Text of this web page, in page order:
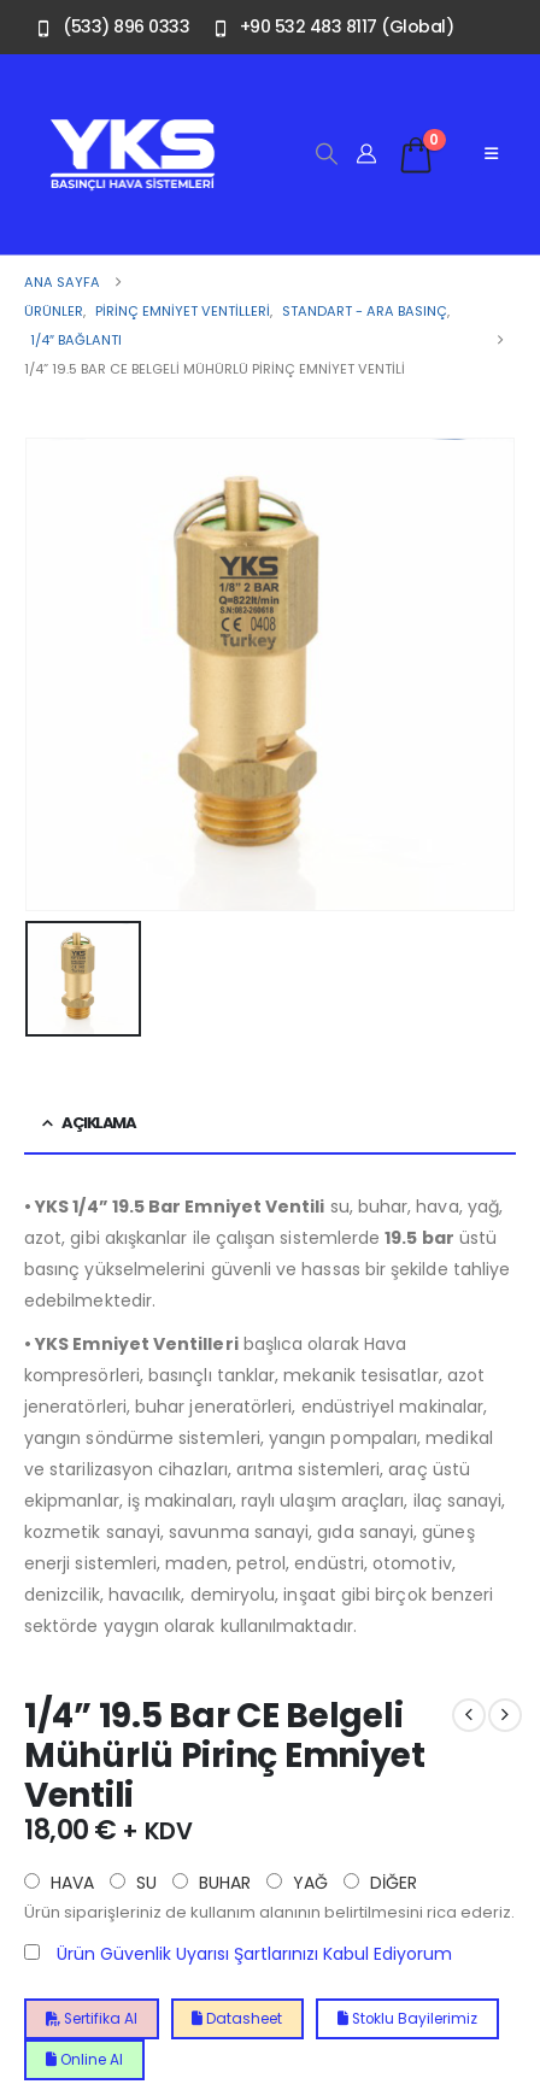
(533) 896 0333 +90 532 483 8117 (Global)
0
ANA SAYFA
ÜRÜNLER, PIRINÇ EMNIYET VENTILLERI, STANDART - ARA BASINÇ,
1/4″ BAĞLANTI
1/4” 19.5 BAR CE BELGELI MÜHÜRLÜ PIRINÇ EMNIYET VENTILI
AÇIKLAMA
• YKS 1/4” 19.5 Bar Emniyet Ventili su, buhar, hava, yağ,
azot, gibi akışkanlar ile çalışan sistemlerde19.5 bar üstü
basınç yükselmelerini güvenli ve hassas bir şekilde tahliye
edebilmektedir.
• YKS Emniyet Ventilleribaşlıca olarak Hava
kompresörleri, basınçlı tanklar, mekanik tesisatlar, azot
jeneratörleri, buhar jeneratörleri, endüstriyel makinalar,
yangın söndürme sistemleri, yangın pompaları, medikal
ve starilizasyon cihazları, arıtma sistemleri, araç üstü
ekipmanlar, iş makinaları, raylı ulaşım araçları, ilaç sanayi,
kozmetik sanayi, savunma sanayi, gıda sanayi, güneş
enerji sistemleri, maden, petrol, endüstri, otomotiv,
denizcilik, havacılık, demiryolu, inşaat gibi birçok benzeri
sektörde yaygın olarak kullanılmaktadır.
1/4” 19.5 Bar CE Belgeli
Mühürlü Pirinç Emniyet
Ventili
18,00€ + KDV
HAVA SU BUHAR YAĞ DİĞER
Ürün siparişleriniz de kullanım alanının belirtilmesini rica ederiz.
Ürün Güvenlik Uyarısı Şartlarınızı Kabul Ediyorum
Sertifika Al Datasheet Stoklu Bayilerimiz
Online Al